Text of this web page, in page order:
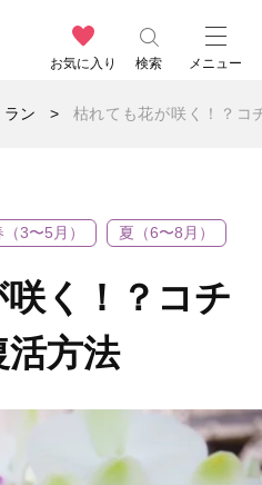
お気に入り 検索 メニュー
ラン 枯れても花が咲く！？コ
（3〜5月） 夏（6〜8月）
く！？コチ
活方法